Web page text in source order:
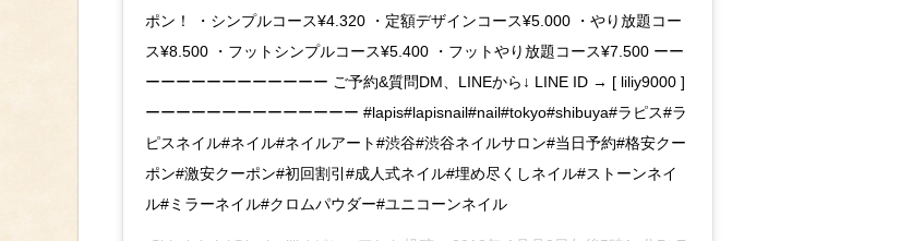
ポン！ ・シンプルコース¥4.320 ・定額デザインコース¥5.000 ・やり放題コー
ス¥8.500 ・フットシンプルコース¥5.400 ・フットやり放題コース¥7.500 ーー
ーーーーーーーーーーーー ご予約&質問DM、LINEから↓ LINE ID → [ liliy9000 ]
ーーーーーーーーーーーーーー #lapis#lapisnail#nail#tokyo#shibuya#ラピス#ラ
ピスネイル#ネイル#ネイルアート#渋谷#渋谷ネイルサロン#当日予約#格安クー
ポン#激安クーポン#初回割引#成人式ネイル#埋め尽くしネイル#ストーンネイ
ル#ミラーネイル#クロムパウダー#ユニコーンネイル